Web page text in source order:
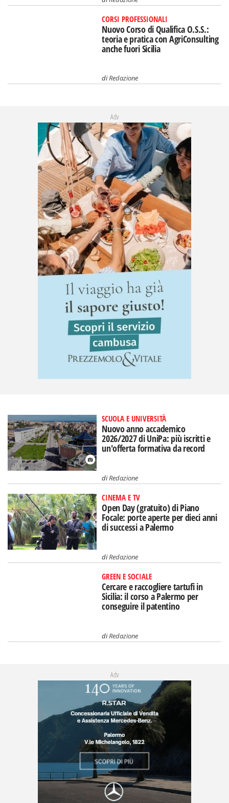
CORSI PROFESSIONALI
Nuovo Corso di Qualifica O.S.S.:
teoria e pratica con AgriConsulting
anche fuori Sicilia
diRedazione
Adv
SCUOLA E UNIVERSITÀ
Nuovo anno accademico
2026/2027 di UniPa: più iscritti e
un'offerta formativa da record
diRedazione
CINEMA E TV
Open Day (gratuito) di Piano
Focale: porte aperte per dieci anni
di successi a Palermo
diRedazione
GREEN E SOCIALE
Cercare e raccogliere tartufi in
Sicilia: il corso a Palermo per
conseguire il patentino
diRedazione
Adv